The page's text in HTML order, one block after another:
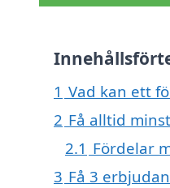
1 Vad kan ett
2 Få alltid
2.1 Fördelar
3 Få 3